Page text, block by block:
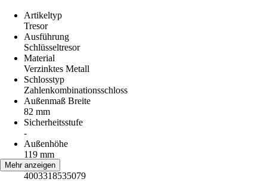
Artikeltyp
Tresor
Ausführung
Schlüsseltresor
Material
Verzinktes Metall
Schlosstyp
Zahlenkombinationsschloss
Außenmaß Breite
82 mm
Sicherheitsstufe
-
Außenhöhe
119 mm
EAN
4003318535079
Mehr anzeigen